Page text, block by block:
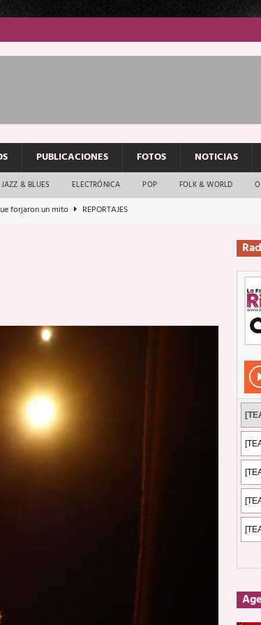
PUBLICACIONES FOTOS NOTICIAS
JAZZ & BLUES ELECTRÓNICA POP FOLK & WORLD
forjaron un mito
REPORTAJES
2026 en Fuengirola
y musical detrás de “Metropolis Pt.2: Scenes from a
sigue en buenas manos
te saludan